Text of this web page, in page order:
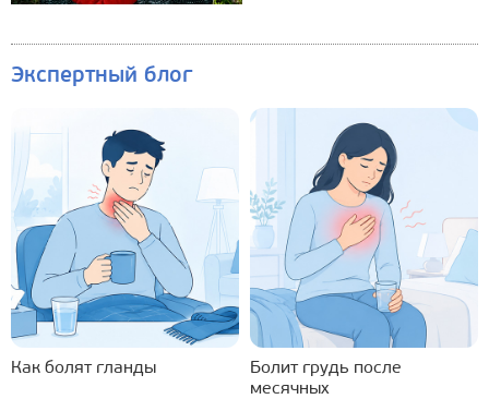
Экспертный блог
Как болят гланды
Болит грудь после
месячных